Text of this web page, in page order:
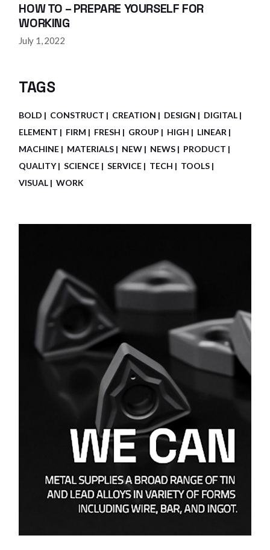
HOW TO – PREPARE YOURSELF FOR
WORKING
July 1, 2022
TAGS
BOLD CONSTRUCT CREATION DESIGN
DIGITAL
ELEMENT
FIRM FRESH GROUP HIGH
LINEAR
MACHINE
MATERIALS NEW NEWS
PRODUCT
QUALITY
SCIENCE SERVICE TECH
TOOLS
VISUAL
WORK